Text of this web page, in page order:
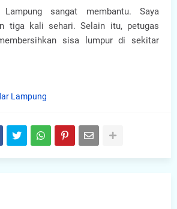
Lampung sangat membantu. Saya
tiga kali sehari. Selain itu, petugas
sisa lumpur di sekitar
Lampung